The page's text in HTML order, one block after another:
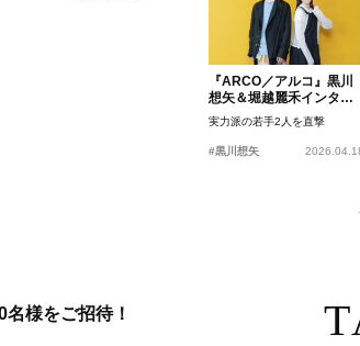
様をご招待！
『ARCO／アルコ』黒川
想矢＆堀越麗禾インタビ
ュー
実力派の若手2人を直撃
#黒川想矢